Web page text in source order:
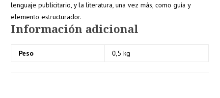
lenguaje publicitario, y la literatura, una vez más, como guía y
elemento estructurador.
Información adicional
Peso 0,5 kg